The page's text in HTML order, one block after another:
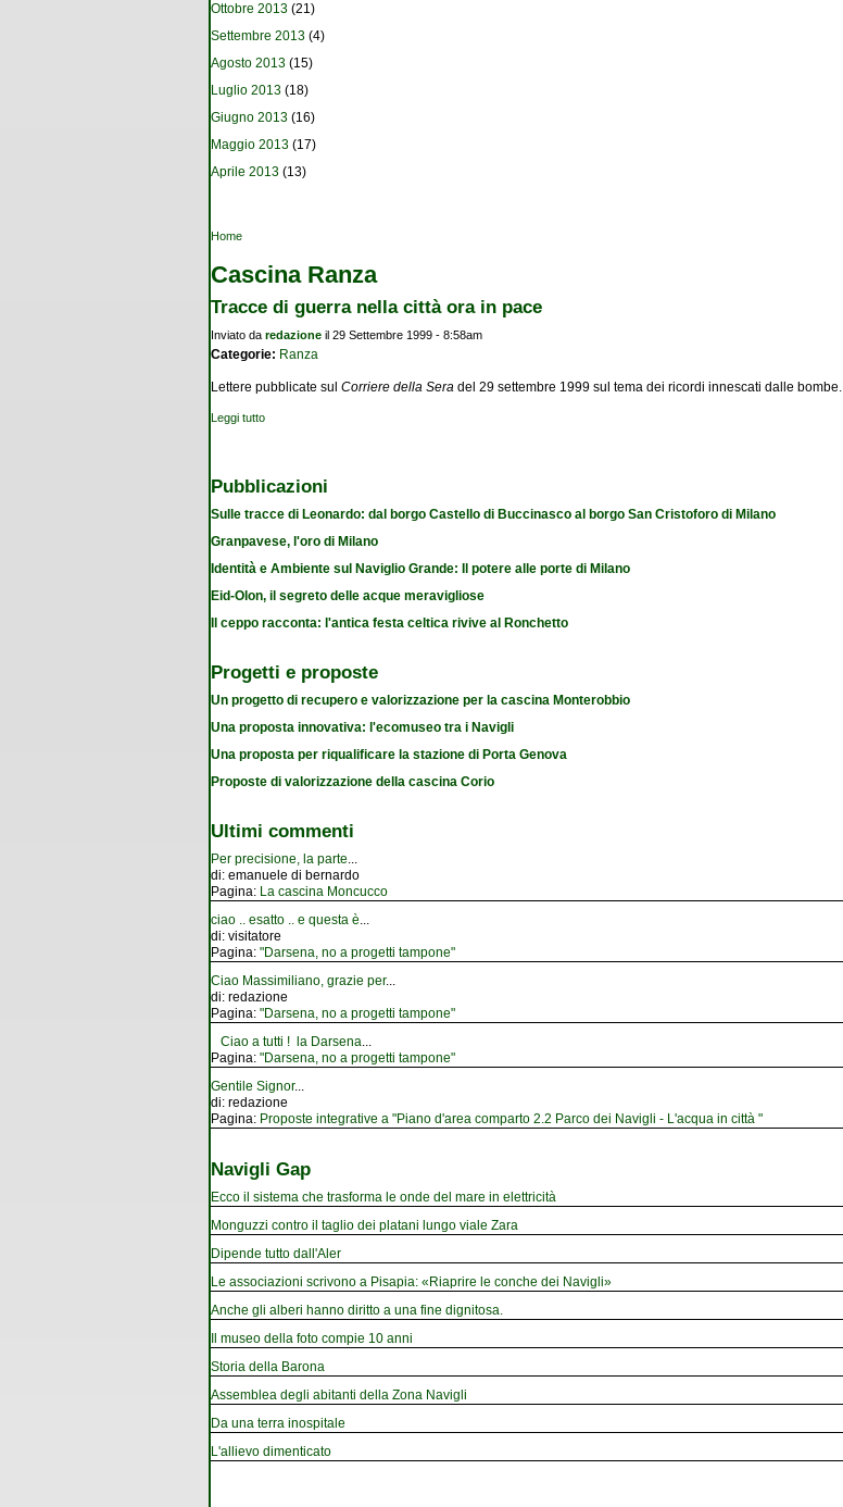
Ottobre 2013 (21)
Settembre 2013 (4)
Agosto 2013 (15)
Luglio 2013 (18)
Giugno 2013 (16)
Maggio 2013 (17)
Aprile 2013 (13)
Tu sei qui
Home
Cascina Ranza
Tracce di guerra nella città ora in pace
Inviato da redazione il 29 Settembre 1999 - 8:58am
Categorie: Ranza
Lettere pubblicate sul Corriere della Sera del 29 settembre 1999 sul tema dei ricordi innescati dalle bombe.
Leggi tutto
Pubblicazioni
Sulle tracce di Leonardo: dal borgo Castello di Buccinasco al borgo San Cristoforo di Milano
Granpavese, l'oro di Milano
Identità e Ambiente sul Naviglio Grande: Il potere alle porte di Milano
Eid-Olon, il segreto delle acque meravigliose
Il ceppo racconta: l'antica festa celtica rivive al Ronchetto
Progetti e proposte
Un progetto di recupero e valorizzazione per la cascina Monterobbio
Una proposta innovativa: l'ecomuseo tra i Navigli
Una proposta per riqualificare la stazione di Porta Genova
Proposte di valorizzazione della cascina Corio
Ultimi commenti
Per precisione, la parte...
di: emanuele di bernardo
Pagina: La cascina Moncucco
ciao .. esatto .. e questa è...
di: visitatore
Pagina: "Darsena, no a progetti tampone"
Ciao Massimiliano, grazie per...
di: redazione
Pagina: "Darsena, no a progetti tampone"
Ciao a tutti ! la Darsena...
Pagina: "Darsena, no a progetti tampone"
Gentile Signor...
di: redazione
Pagina: Proposte integrative a "Piano d'area comparto 2.2 Parco dei Navigli - L'acqua in città "
Navigli Gap
Ecco il sistema che trasforma le onde del mare in elettricità
Monguzzi contro il taglio dei platani lungo viale Zara
Dipende tutto dall'Aler
Le associazioni scrivono a Pisapia: «Riaprire le conche dei Navigli»
Anche gli alberi hanno diritto a una fine dignitosa.
Il museo della foto compie 10 anni
Storia della Barona
Assemblea degli abitanti della Zona Navigli
Da una terra inospitale
L'allievo dimenticato